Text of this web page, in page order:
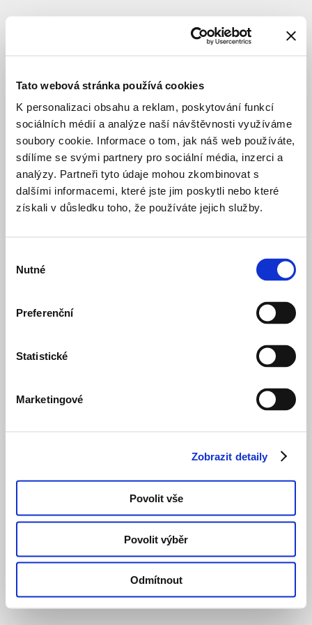
Tato webová stránka používá cookies
K personalizaci obsahu a reklam, poskytování funkcí
sociálních médií a analýze naší návštěvnosti využíváme
soubory cookie. Informace o tom, jak náš web používáte,
sdílíme se svými partnery pro sociální média, inzerci a
analýzy. Partneři tyto údaje mohou zkombinovat s
dalšími informacemi, které jste jim poskytli nebo které
získali v důsledku toho, že používáte jejich služby.
souhlasu
Nutné
Preferenční
Statistické
Marketingové
Zobrazit detaily
Povolit vše
Povolit výběr
Odmítnout
SUBJEKT